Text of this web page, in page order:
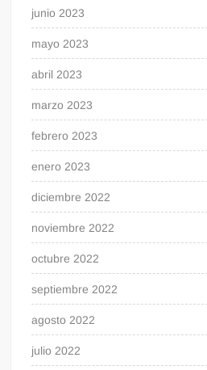
junio 2023
mayo 2023
abril 2023
marzo 2023
febrero 2023
enero 2023
diciembre 2022
noviembre 2022
octubre 2022
septiembre 2022
agosto 2022
julio 2022